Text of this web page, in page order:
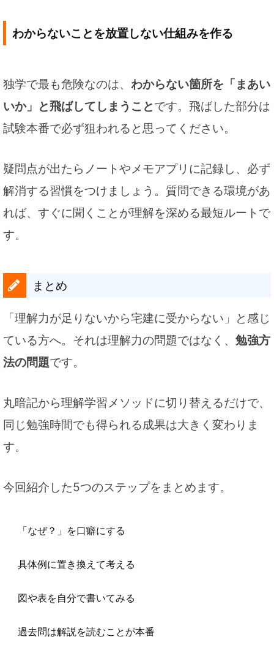
わからないことを放置しない仕組みを作る
独学で最も危険なのは、 わからない箇所を「まあい
いか」と飛ばしてしまうことです。飛ばした部分は
試験本番で必ず狙われると思ってください。
疑問点が出たらノートやメモアプリに記録し、必ず
解消する習慣をつけましょう。質問できる環境があ
れば、すぐに聞くことが理解を深める最短ルートで
す。
まとめ
「理解力が足りないから宅建に受からない」と感じ
ている方へ。それは理解力の問題ではなく、 勉強方
法の問題です。
丸暗記から理解学習メソッドに切り替えるだけで、
同じ勉強時間でも得られる成果は大きく変わりま
す。
今回紹介した5つのステップをまとめます。
「なぜ？」を口癖にする
具体例に置き換えて考える
図や表を自分で書いてみる
過去問は解説を読むことが本番